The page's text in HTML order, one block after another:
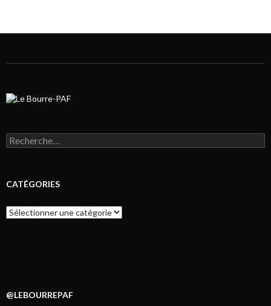
Rechercher :
CATÉGORIES
Catégories
@LEBOURREPAF